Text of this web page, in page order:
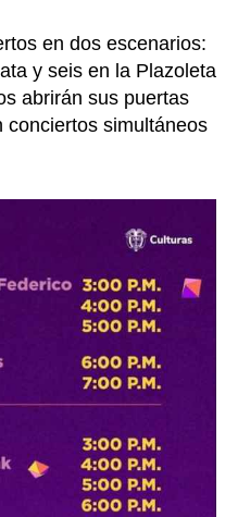
en dos escenarios:
y seis en la Plazoleta
abrirán sus puertas
conciertos simultáneos